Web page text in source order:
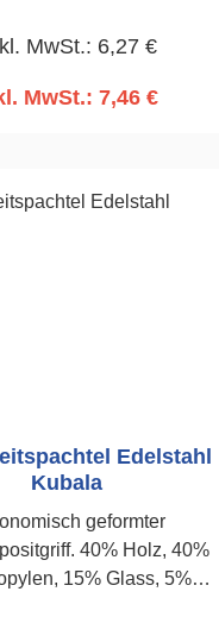
MwSt.: 6,27 €
MwSt.: 7,46 €
Edelstahl
Kubala
geformter
40% Holz, 40%
15% Glass, 5%